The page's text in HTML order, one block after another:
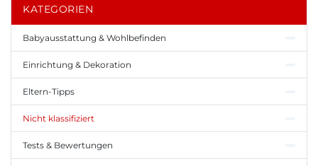
KATEGORIEN
Babyausstattung & Wohlbefinden
Einrichtung & Dekoration
Eltern-Tipps
Nicht klassifiziert
Tests & Bewertungen